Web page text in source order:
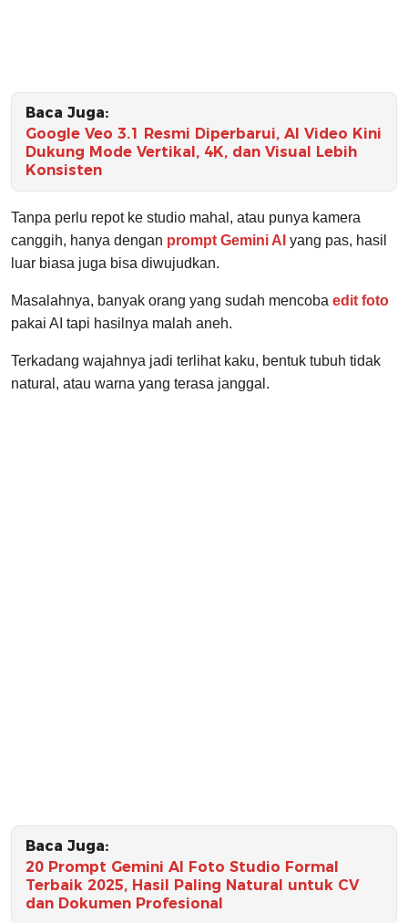
Baca Juga:
Google Veo 3.1 Resmi Diperbarui, AI Video Kini
Dukung Mode Vertikal, 4K, dan Visual Lebih
Konsisten
Tanpa perlu repot ke studio mahal, atau punya kamera
canggih, hanya dengan prompt Gemini AI yang pas, hasil
luar biasa juga bisa diwujudkan.
Masalahnya, banyak orang yang sudah mencoba edit foto
pakai AI tapi hasilnya malah aneh.
Terkadang wajahnya jadi terlihat kaku, bentuk tubuh tidak
natural, atau warna yang terasa janggal.
Baca Juga:
20 Prompt Gemini AI Foto Studio Formal
Terbaik 2025, Hasil Paling Natural untuk CV
dan Dokumen Profesional